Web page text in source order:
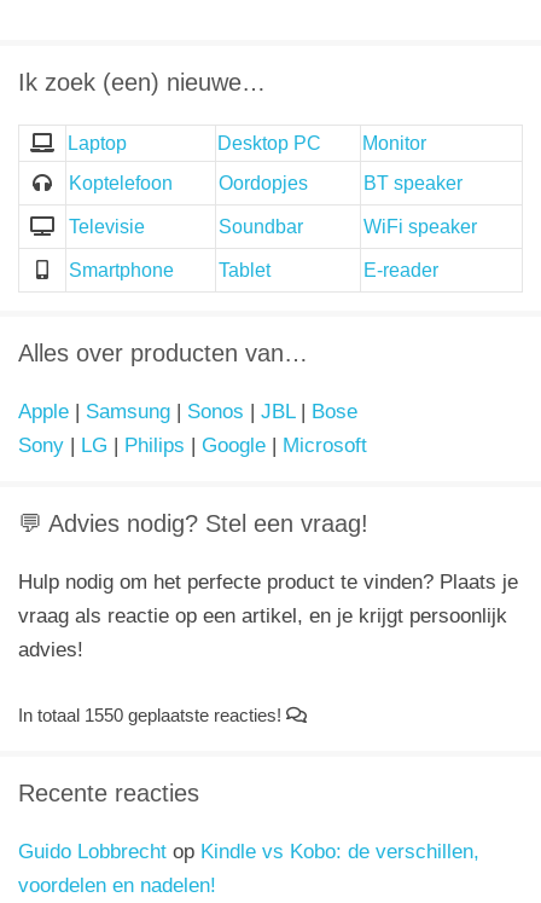
Ik zoek (een) nieuwe…
Laptop Desktop PC
Monitor
Koptelefoon
Oordopjes BT speaker
Televisie Soundbar WiFi speaker
Smartphone Tablet E-reader
Alles over producten van…
Apple | Samsung | Sonos | JBL| Bose
Sony | LG | Philips | Google | Microsoft
💬 Advies nodig? Stel een vraag!
Hulp nodig om het perfecte product te vinden? Plaats je
vraag als reactie op een artikel, en je krijgt persoonlijk
advies!
In totaal 1550 geplaatste reacties!
Recente reacties
Guido Lobbrecht op Kindle vs Kobo: de verschillen,
voordelen en nadelen!